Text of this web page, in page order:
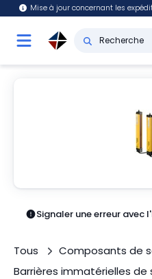
Mise à jour concernant les
Signaler une erreur
Tous
Composants de
Barrières immatérielles de